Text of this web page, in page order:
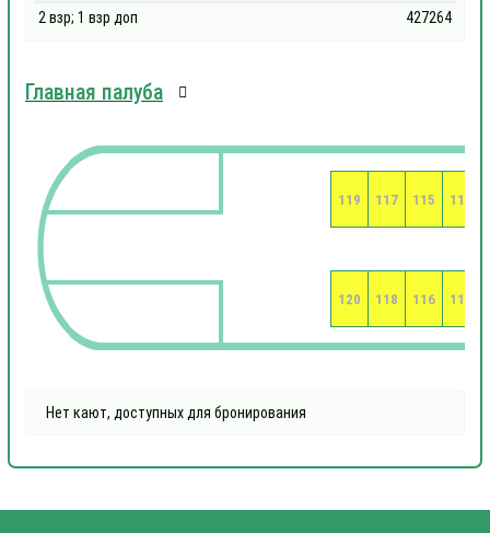
2 взр; 1 взр доп
427264
Главная палуба
113
114
115
116
117
118
119
120
Нет кают, доступных для бронирования